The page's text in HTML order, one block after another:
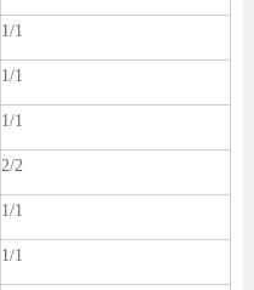
1/1
1/1
1/1
2/2
1/1
1/1